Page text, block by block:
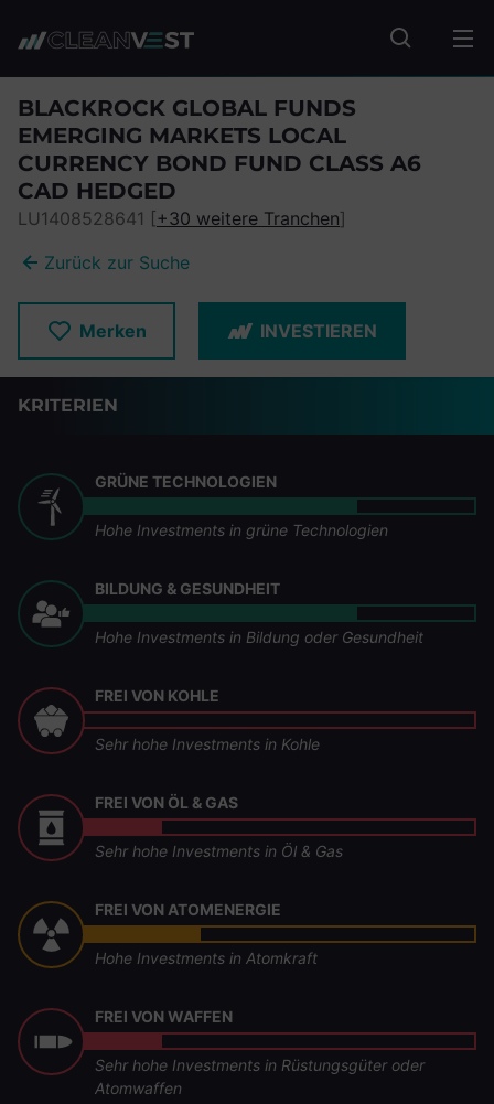
Fonds
BLACKROCK GLOBAL FUNDS
EMERGING MARKETS LOCAL
CURRENCY BOND FUND CLASS A6
CAD HEDGED
LU1408528641 [+30 weitere Tranchen]
Zurück zur Suche
Merken INVESTIEREN
KRITERIEN
GRÜNE TECHNOLOGIEN
Hohe Investments in grüne Technologien
BILDUNG & GESUNDHEIT
Hohe Investments in Bildung oder Gesundheit
FREI VON KOHLE
Sehr hohe Investments in Kohle
FREI VON ÖL & GAS
Sehr hohe Investments in Öl & Gas
FREI VON ATOMENERGIE
Hohe Investments in Atomkraft
FREI VON WAFFEN
Sehr hohe Investments in Rüstungsgüter oder
Atomwaffen